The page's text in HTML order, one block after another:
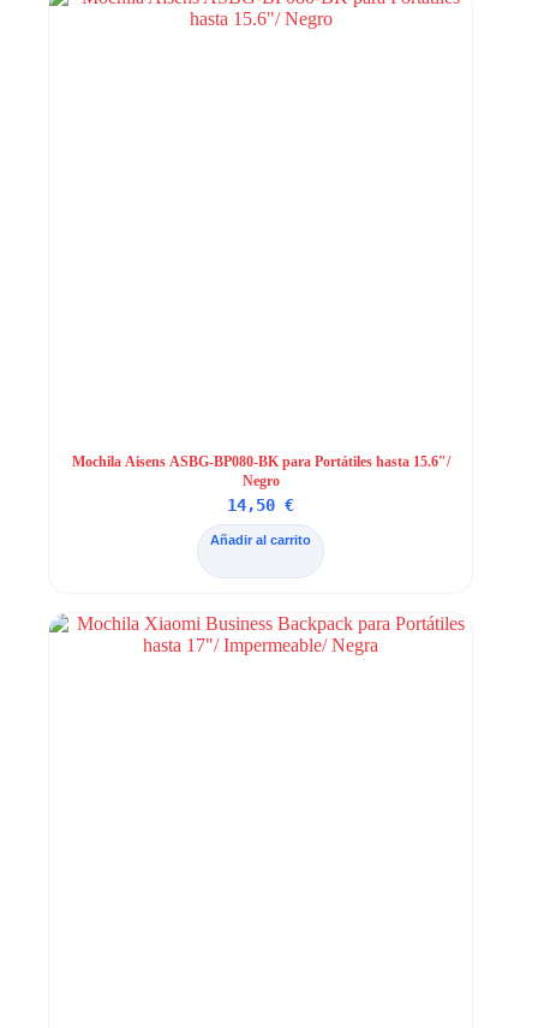
Mochila Aisens ASBG-BP080-BK para Portátiles hasta 15.6″/
Negro
14,50€
Añadir al carrito